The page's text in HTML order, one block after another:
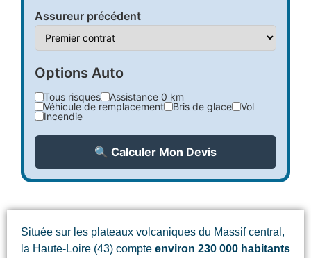
Assureur précédent
Options Auto
Tous risques
Assistance 0 km
Véhicule de remplacement
Bris de glace
Vol
Incendie
🔍 Calculer Mon Devis
Située sur les plateaux volcaniques du Massif central,
la Haute-Loire (43) compte environ 230 000 habitants